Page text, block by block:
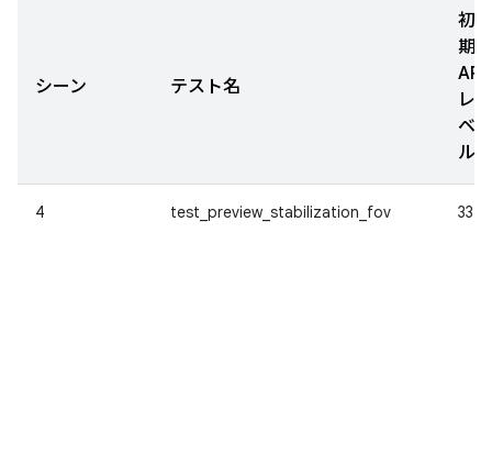
シーン テスト名
初
期
API
レ
ベ
ル
4 test_preview_stabilization_fov 33